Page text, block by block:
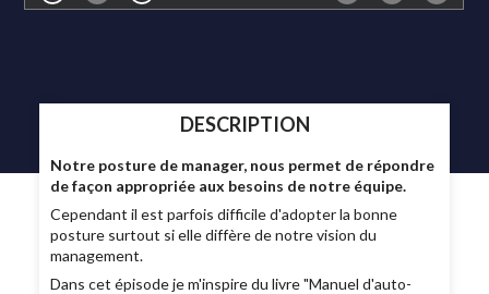
DESCRIPTION
Notre posture de manager, nous permet de répondre
de façon appropriée aux besoins de notre équipe.
Cependant il est parfois difficile d'adopter la bonne
posture surtout si elle diffère de notre vision du
management.
Dans cet épisode je m'inspire du livre "Manuel d'auto-